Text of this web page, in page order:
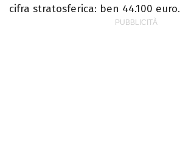
cifra stratosferica: ben 44.100 euro.